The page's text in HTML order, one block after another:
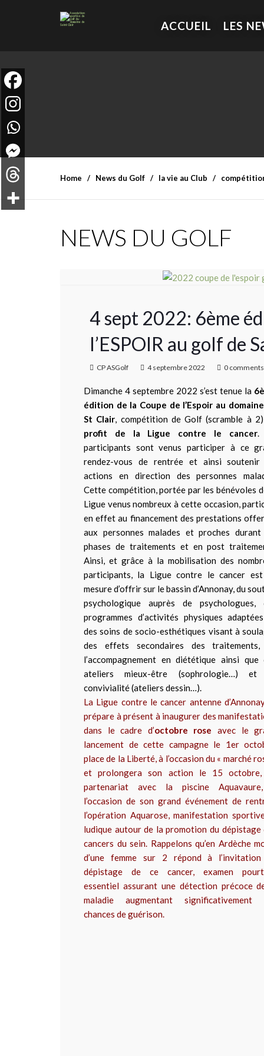
ACCUEIL LES
Home News du Golf la vie au Club
NEWS DU GOLF
4 sept 2022: 6ème
l’ESPOIR au golf de
CP ASGolf 4 septembre 2022 0 comments
Dimanche 4 septembre 2022 s’est tenue la
édition de la Coupe de l’Espoir au
St Clair, compétition de Golf (scramble à
profit de la Ligue contre le cancer.
participants sont venus participer à ce
rendez-vous de rentrée et ainsi soutenir
actions en direction des personnes
Cette compétition, portée par les bénévoles
Ligue venus nombreux à cette occasion,
en effet au financement des prestations
aux personnes malades et proches
phases de traitements et en post
Ainsi, et grâce à la mobilisation des
participants, la Ligue contre le cancer
mesure d’offrir sur le bassin d’Annonay, du
psychologique auprès de psychologues,
programmes d’activités physiques
des soins de socio-esthétiques visant à
des effets secondaires des
l’accompagnement en diététique ainsi que
ateliers mieux-être (sophrologie…) et
convivialité (ateliers dessin…).
La Ligue contre le cancer antenne
prépare à présent à inaugurer des
dans le cadre d’octobre rose avec le
lancement de cette campagne le 1er
place de la Liberté, à l’occasion du « marché
et prolongera son action le 15
partenariat avec la piscine
l’occasion de son grand événement de
l’opération Aquarose, manifestation
ludique autour de la promotion du dépistage
cancers du sein. Rappelons qu’en Ardèche
d’une femme sur 2 répond à
dépistage de ce cancer, examen
essentiel assurant une détection précoce
maladie augmentant significativement
chances de guérison.